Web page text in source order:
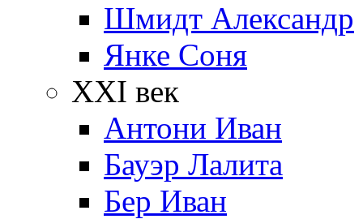
Шмидт Александр
Янке Соня
XXI век
Антони Иван
Бауэр Лалита
Бер Иван